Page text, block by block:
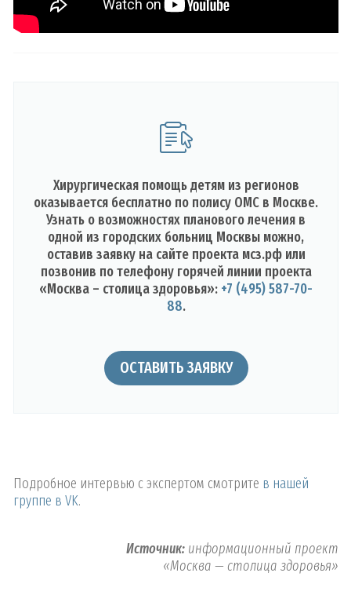
Хирургическая помощь детям из регионов
оказывается бесплатно по полису ОМС в Москве.
Узнать о возможностях планового лечения в
одной из городских больниц Москвы можно,
оставив заявку на сайте проекта мсз.рф или
позвонив по телефону горячей линии проекта
«Москва – столица здоровья»: +7 (495) 587-70-
88.
ОСТАВИТЬ ЗАЯВКУ
Подробное интервью с экспертом смотрите в нашей
группе в VK.
Источник: информационный проект
«Москва — столица здоровья»